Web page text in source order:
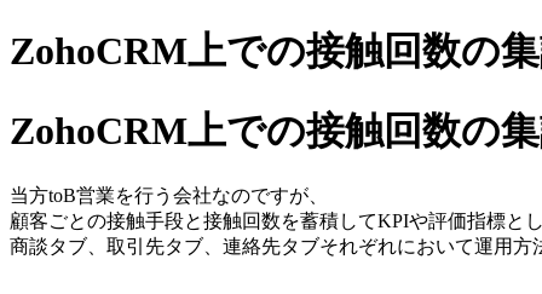
ZohoCRM上での接触回数の
ZohoCRM上での接触回数の
当方toB営業を行う会社なのですが、
顧客ごとの接触手段と接触回数を蓄積してKPIや評価指標と
商談タブ、取引先タブ、連絡先タブそれぞれにおいて運用